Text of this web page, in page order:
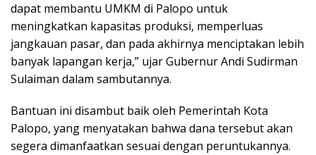
dapat membantu UMKM di Palopo untuk
meningkatkan kapasitas produksi, memperluas
jangkauan pasar, dan pada akhirnya menciptakan lebih
banyak lapangan kerja,” ujar Gubernur Andi Sudirman
Sulaiman dalam sambutannya.
Bantuan ini disambut baik oleh Pemerintah Kota
Palopo, yang menyatakan bahwa dana tersebut akan
segera dimanfaatkan sesuai dengan peruntukannya.